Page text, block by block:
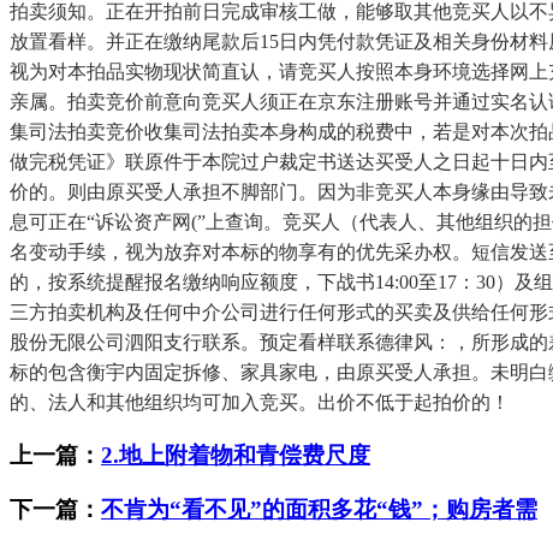
拍卖须知。正在开拍前日完成审核工做，能够取其他竞买人以
放置看样。并正在缴纳尾款后15日内凭付款凭证及相关身份材
视为对本拍品实物现状简直认，请竞买人按照本身环境选择网
亲属。拍卖竞价前意向竞买人须正在京东注册账号并通过实名
集司法拍卖竞价收集司法拍卖本身构成的税费中，若是对本次
做完税凭证》联原件于本院过户裁定书送达买受人之日起十日
价的。则由原买受人承担不脚部门。因为非竞买人本身缘由导
息可正在“诉讼资产网(”上查询。竞买人（代表人、其他组织的
名变动手续，视为放弃对本标的物享有的优先采办权。短信发
的，按系统提醒报名缴纳响应额度，下战书14:00至17：30）
三方拍卖机构及任何中介公司进行任何形式的买卖及供给任何
股份无限公司泗阳支行联系。预定看样联系德律风：，所形成
标的包含衡宇内固定拆修、家具家电，由原买受人承担。未明
的、法人和其他组织均可加入竞买。出价不低于起拍价的！
上一篇： 2.地上附着物和青偿费尺度
下一篇： 不肯为“看不见”的面积多花“钱”；购房者需